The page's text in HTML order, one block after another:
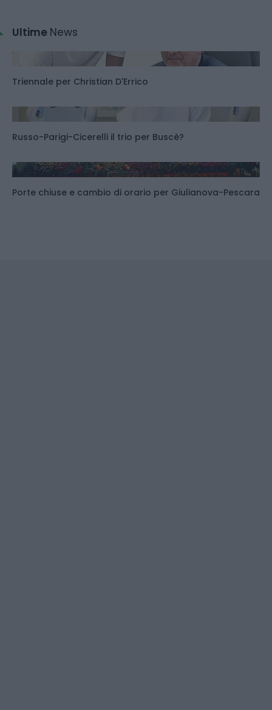
Ultime News
Triennale per Christian D'Errico
Russo-Parigi-Cicerelli il trio per Buscè?
Porte chiuse e cambio di orario per Giulianova-Pescara